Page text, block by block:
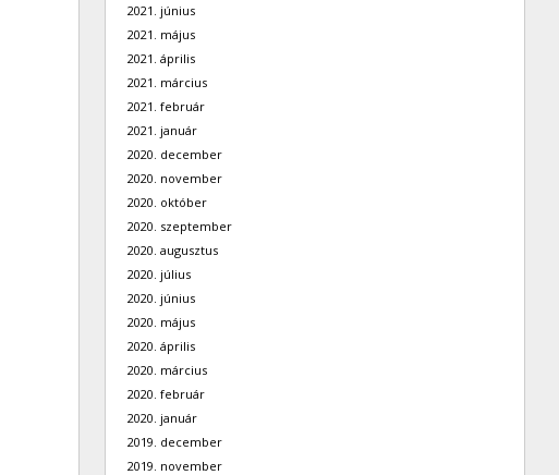
2021. június
2021. május
2021. április
2021. március
2021. február
2021. január
2020. december
2020. november
2020. október
2020. szeptember
2020. augusztus
2020. július
2020. június
2020. május
2020. április
2020. március
2020. február
2020. január
2019. december
2019. november